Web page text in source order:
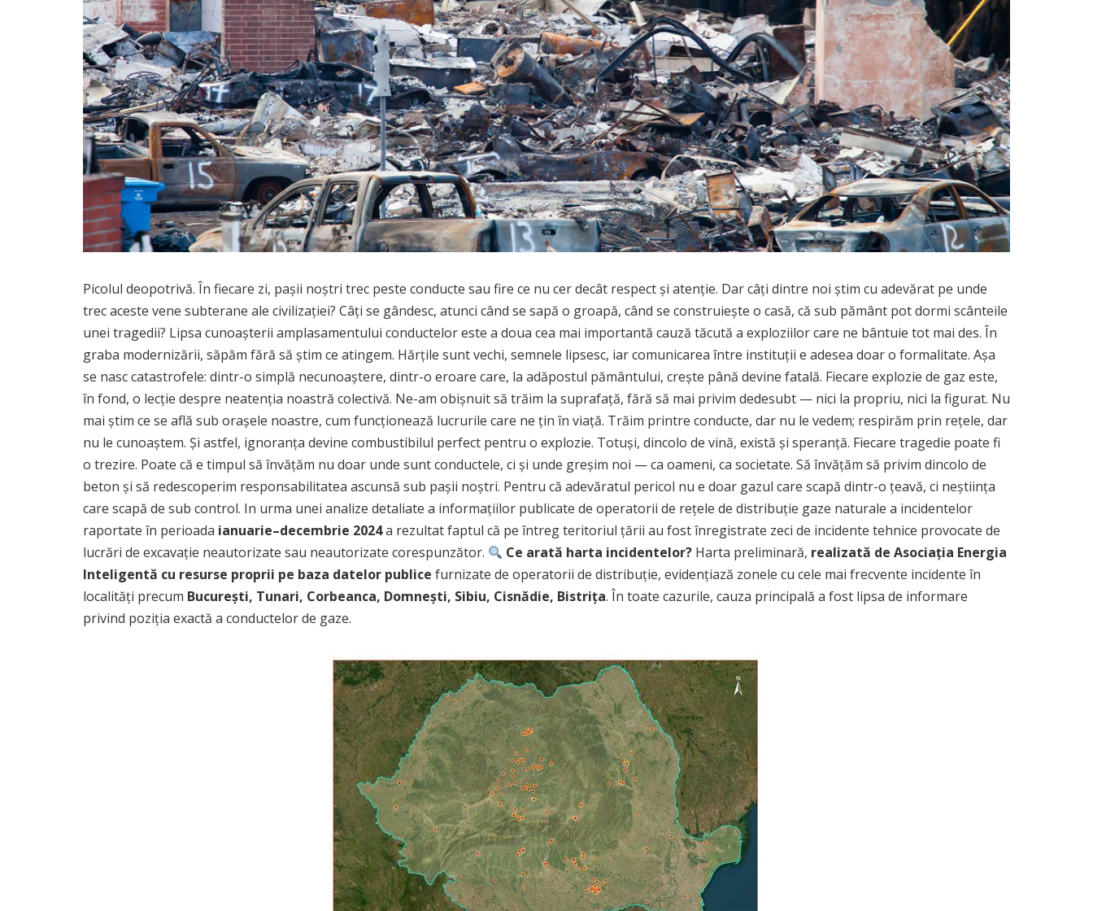
Picolul deopotrivă. În fiecare zi, pașii noștri trec peste conducte sau fire ce nu cer decât respect și atenție. Dar câți dintre noi știm cu adevărat pe unde
trec aceste vene subterane ale civilizației? Câți se gândesc, atunci când se sapă o groapă, când se construiește o casă, că sub pământ pot dormi scânteile
unei tragedii? Lipsa cunoașterii amplasamentului conductelor este a doua cea mai importantă cauză tăcută a exploziilor care ne bântuie tot mai des. În
graba modernizării, săpăm fără să știm ce atingem. Hărțile sunt vechi, semnele lipsesc, iar comunicarea între instituții e adesea doar o formalitate. Așa
se nasc catastrofele: dintr-o simplă necunoaștere, dintr-o eroare care, la adăpostul pământului, crește până devine fatală. Fiecare explozie de gaz este,
în fond, o lecție despre neatenția noastră colectivă. Ne-am obișnuit să trăim la suprafață, fără să mai privim dedesubt — nici la propriu, nici la figurat. Nu
mai știm ce se află sub orașele noastre, cum funcționează lucrurile care ne țin în viață. Trăim printre conducte, dar nu le vedem; respirăm prin rețele, dar
nu le cunoaștem. Și astfel, ignoranța devine combustibilul perfect pentru o explozie. Totuși, dincolo de vină, există și speranță. Fiecare tragedie poate fi
o trezire. Poate că e timpul să învățăm nu doar unde sunt conductele, ci și unde greșim noi — ca oameni, ca societate. Să învățăm să privim dincolo de
beton și să redescoperim responsabilitatea ascunsă sub pașii noștri. Pentru că adevăratul pericol nu e doar gazul care scapă dintr-o țeavă, ci neștiința
care scapă de sub control. In urma unei analize detaliate a informațiilor publicate de operatorii de rețele de distribuție gaze naturale a incidentelor
raportate în perioada ianuarie–decembrie 2024a rezultat faptul că pe întreg teritoriul țării au fost înregistrate zeci de incidente tehnice provocate de
lucrări de excavație neautorizate sau neautorizate corespunzător.
Ce arată harta incidentelor? Harta preliminară, realizată de Asociația Energia
Inteligentă cu resurse proprii pe baza datelor publice furnizate de operatorii de distribuție, evidențiază zonele cu cele mai frecvente incidente în
localități precum București, Tunari, Corbeanca, Domnești, Sibiu, Cisnădie, Bistrița. În toate cazurile, cauza principală a fost lipsa de informare
privind poziția exactă a conductelor de gaze.